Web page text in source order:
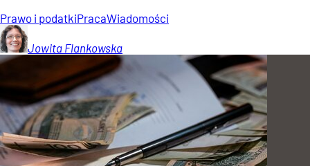
Prawo i podatkiPracaWiadomości
Jowita Flankowska